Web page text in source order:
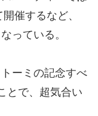
催するなど、
っている。
ーミの記念すべ
とで、超気合い